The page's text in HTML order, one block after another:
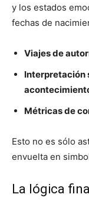
y los estados
fechas de
Viajes de
Interpretación
Métricas de
Esto no es sólo
envuelta en
La lógica